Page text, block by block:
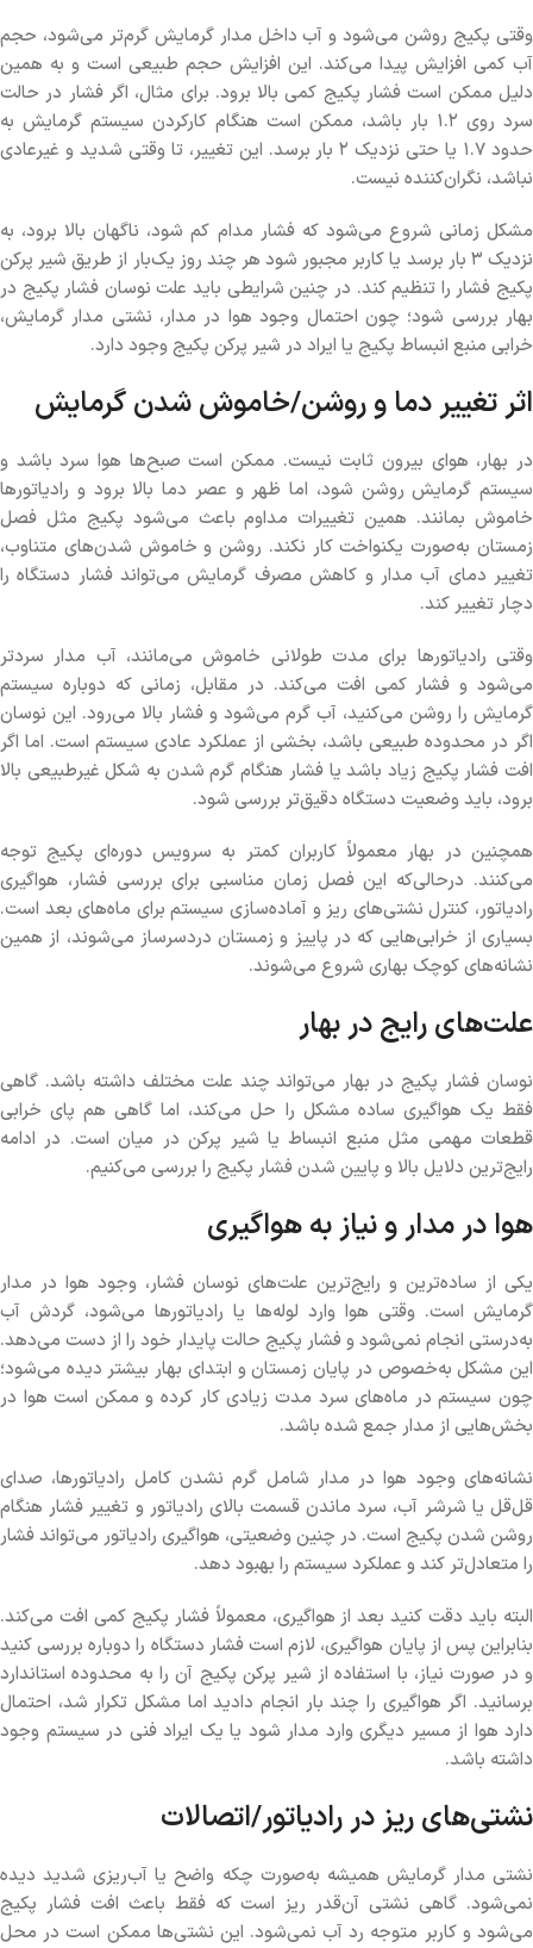
وقتی پکیج روشن می‌شود و آب داخل مدار گرمایش گرم‌تر می‌شود، حجم
آب کمی افزایش پیدا می‌کند. این افزایش حجم طبیعی است و به همین
دلیل ممکن است فشار پکیج کمی بالا برود. برای مثال، اگر فشار در حالت
سرد روی ۱.۲ بار باشد، ممکن است هنگام کارکردن سیستم گرمایش به
حدود ۱.۷ یا حتی نزدیک ۲ بار برسد. این تغییر، تا وقتی شدید و غیرعادی
نباشد، نگران‌کننده نیست.
مشکل زمانی شروع می‌شود که فشار مدام کم شود، ناگهان بالا برود، به
نزدیک ۳ بار برسد یا کاربر مجبور شود هر چند روز یک‌بار از طریق شیر پرکن
پکیج فشار را تنظیم کند. در چنین شرایطی باید علت نوسان فشار پکیج در
بهار بررسی شود؛ چون احتمال وجود هوا در مدار، نشتی مدار گرمایش،
خرابی منبع انبساط پکیج یا ایراد در شیر پرکن پکیج وجود دارد.
اثر تغییر دما و روشن/خاموش شدن گرمایش
در بهار، هوای بیرون ثابت نیست. ممکن است صبح‌ها هوا سرد باشد و
سیستم گرمایش روشن شود، اما ظهر و عصر دما بالا برود و رادیاتورها
خاموش بمانند. همین تغییرات مداوم باعث می‌شود پکیج مثل فصل
زمستان به‌صورت یکنواخت کار نکند. روشن و خاموش شدن‌های متناوب،
تغییر دمای آب مدار و کاهش مصرف گرمایش می‌تواند فشار دستگاه را
دچار تغییر کند.
وقتی رادیاتورها برای مدت طولانی خاموش می‌مانند، آب مدار سردتر
می‌شود و فشار کمی افت می‌کند. در مقابل، زمانی که دوباره سیستم
گرمایش را روشن می‌کنید، آب گرم می‌شود و فشار بالا می‌رود. این نوسان
اگر در محدوده طبیعی باشد، بخشی از عملکرد عادی سیستم است. اما اگر
افت فشار پکیج زیاد باشد یا فشار هنگام گرم شدن به شکل غیرطبیعی بالا
برود، باید وضعیت دستگاه دقیق‌تر بررسی شود.
همچنین در بهار معمولاً کاربران کمتر به سرویس دوره‌ای پکیج توجه
می‌کنند. درحالی‌که این فصل زمان مناسبی برای بررسی فشار، هواگیری
رادیاتور، کنترل نشتی‌های ریز و آماده‌سازی سیستم برای ماه‌های بعد است.
بسیاری از خرابی‌هایی که در پاییز و زمستان دردسرساز می‌شوند، از همین
نشانه‌های کوچک بهاری شروع می‌شوند.
علت‌های رایج در بهار
نوسان فشار پکیج در بهار می‌تواند چند علت مختلف داشته باشد. گاهی
فقط یک هواگیری ساده مشکل را حل می‌کند، اما گاهی هم پای خرابی
قطعات مهمی مثل منبع انبساط یا شیر پرکن در میان است. در ادامه
رایج‌ترین دلایل بالا و پایین شدن فشار پکیج را بررسی می‌کنیم.
هوا در مدار و نیاز به هواگیری
یکی از ساده‌ترین و رایج‌ترین علت‌های نوسان فشار، وجود هوا در مدار
گرمایش است. وقتی هوا وارد لوله‌ها یا رادیاتورها می‌شود، گردش آب
به‌درستی انجام نمی‌شود و فشار پکیج حالت پایدار خود را از دست می‌دهد.
این مشکل به‌خصوص در پایان زمستان و ابتدای بهار بیشتر دیده می‌شود؛
چون سیستم در ماه‌های سرد مدت زیادی کار کرده و ممکن است هوا در
بخش‌هایی از مدار جمع شده باشد.
نشانه‌های وجود هوا در مدار شامل گرم نشدن کامل رادیاتورها، صدای
قل‌قل یا شرشر آب، سرد ماندن قسمت بالای رادیاتور و تغییر فشار هنگام
روشن شدن پکیج است. در چنین وضعیتی، هواگیری رادیاتور می‌تواند فشار
را متعادل‌تر کند و عملکرد سیستم را بهبود دهد.
البته باید دقت کنید بعد از هواگیری، معمولاً فشار پکیج کمی افت می‌کند.
بنابراین پس از پایان هواگیری، لازم است فشار دستگاه را دوباره بررسی کنید
و در صورت نیاز، با استفاده از شیر پرکن پکیج آن را به محدوده استاندارد
برسانید. اگر هواگیری را چند بار انجام دادید اما مشکل تکرار شد، احتمال
دارد هوا از مسیر دیگری وارد مدار شود یا یک ایراد فنی در سیستم وجود
داشته باشد.
نشتی‌های ریز در رادیاتور/اتصالات
نشتی مدار گرمایش همیشه به‌صورت چکه واضح یا آب‌ریزی شدید دیده
نمی‌شود. گاهی نشتی آن‌قدر ریز است که فقط باعث افت فشار پکیج
می‌شود و کاربر متوجه رد آب نمی‌شود. این نشتی‌ها ممکن است در محل